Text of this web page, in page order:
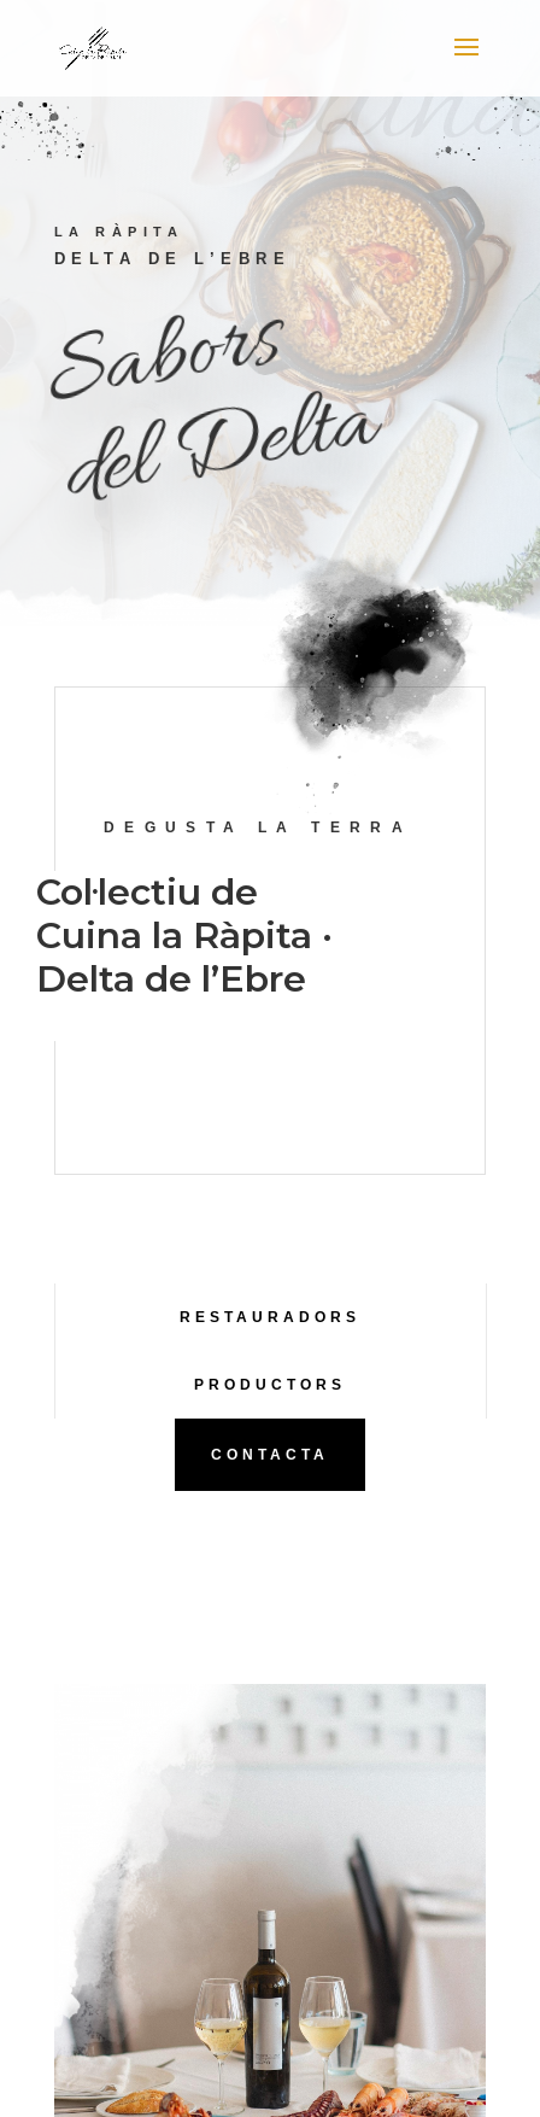
cuina
LA RÀPITA
DELTA DE L’EBRE
Sabors
del Delta
DEGUSTA LA TERRA
Col·lectiu de
Cuina la Ràpita ·
Delta de l’Ebre
RESTAURADORS
PRODUCTORS
CONTACTA